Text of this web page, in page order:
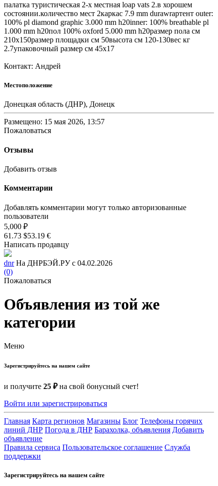
палатка туристическая 2-х местная loap vats 2.в хорошем
состоянии.количество мест 2каркас 7.9 mm durawrapтент outer:
100% pl diamond graphic 3.000 mm h20inner: 100% breathable pl
1.000 mm h20пол 100% oxford 5.000 mm h20размер пола см
210x150размер площадки см 50высота см 120-130вес кг
2.7упаковочный размер см 45x17
Контакт: Андрей
Местоположение
Донецкая область (ДНР), Донецк
Размещено: 15 мая 2026, 13:57
Пожаловаться
Отзывы
Добавить отзыв
Комментарии
Добавлять комментарии могут только авторизованные
пользователи
5,000 ₽
61.73 $53.19 €
Написать продавцу
dnr На ДНРБЭЙ.РУ с 04.02.2026
(0)
Пожаловаться
Объявления из той же
категории
Меню
Зарегистрируйтесь на нашем сайте
и получите 25 ₽на свой бонусный счет!
Войти или зарегистрироваться
Главная Карта регионов Магазины Блог Телефоны горячих
линий ДНР Погода в ДНР Барахолка, объявления Добавить
объявление
Правила сервиса Пользовательское соглашение Служба
поддержки
Зарегистрируйтесь на нашем сайте